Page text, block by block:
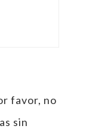
favor, no
sin